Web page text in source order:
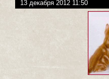
13 декабря 2012 11:50